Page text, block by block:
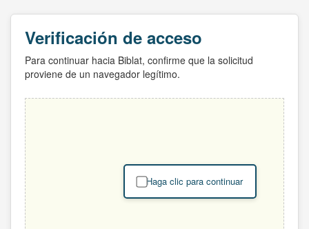
Verificación de acceso
Para continuar hacia Biblat, confirme que la solicitud
proviene de un navegador legítimo.
Haga clic para continuar